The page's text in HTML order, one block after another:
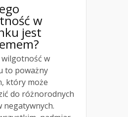
w
jest
w
to poważny
który może
do różnorodnych
negatywnych.